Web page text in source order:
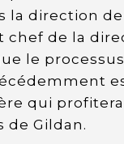
la direction de
chef de la
le
qui
de Gildan.